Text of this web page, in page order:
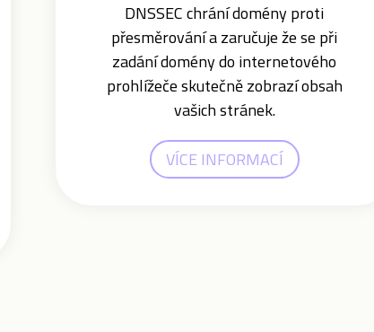
DNSSEC chrání domény proti
přesměrování a zaručuje že se při
zadání domény do internetového
prohlížeče skutečně zobrazí obsah
vašich stránek.
VÍCE INFORMACÍ